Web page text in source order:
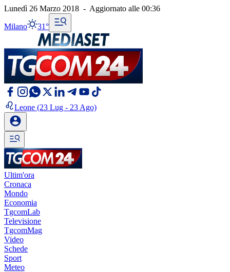
Lunedì 26 Marzo 2018 - Aggiornato alle 00:36
Milano 31°
Leone (23 Lug - 23 Ago)
Ultim'ora
Cronaca
Mondo
Economia
TgcomLab
Televisione
TgcomMag
Video
Schede
Sport
Meteo